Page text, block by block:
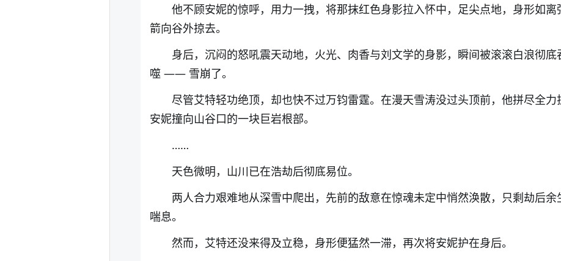
他不顾安妮的惊呼，用力一拽，将那抹红色身影拉入怀中，足尖点地，身形如离
箭向谷外掠去。
身后，沉闷的怒吼震天动地， 火光、肉香与刘文学的身影，瞬间被滚滚白浪彻底
噬 —— 雪崩了。
尽管艾特轻功绝顶，却也快不过万钧雷霆。 在漫天雪涛没过头顶前，他拼尽全力
安妮撞向山谷口的一块巨岩根部。
……
天色微明，山川已在浩劫后彻底易位。
两人合力艰难地从深雪中爬出， 先前的敌意在惊魂未定中悄然涣散， 只剩劫后余
喘息。
然而， 艾特还没来得及立稳，身形便猛然一滞，再次将安妮护在身后。